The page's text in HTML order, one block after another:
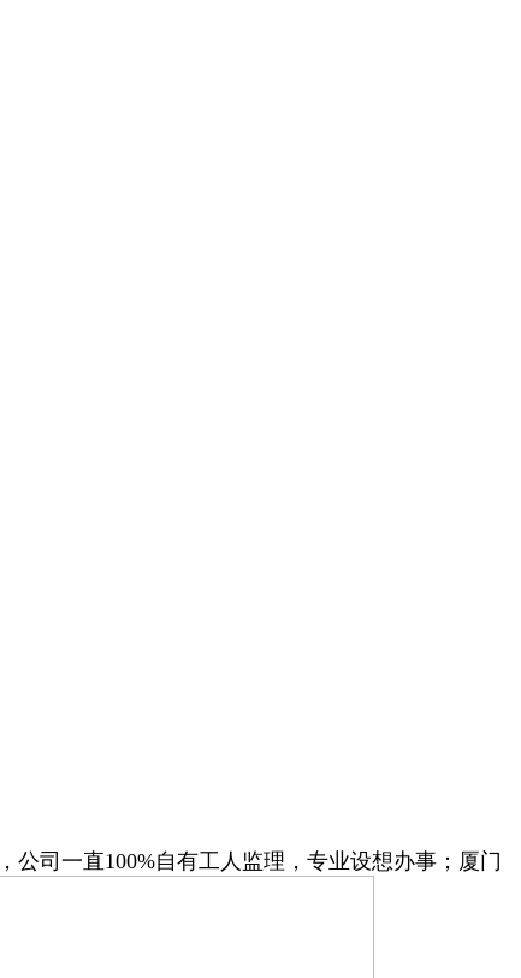
司一直100%自有工人监理，专业设想办事；厦门